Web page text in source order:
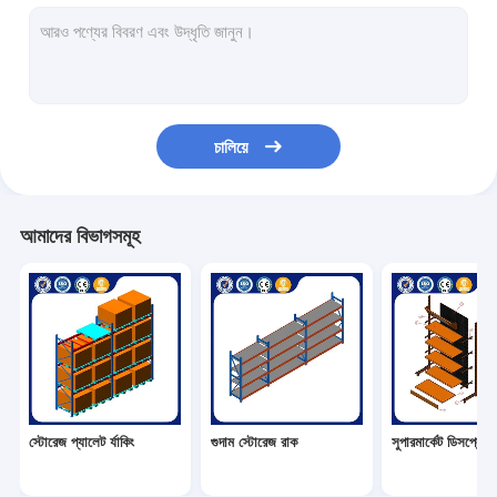
মেজানাইন র্যাক
ইস্পাত কাঠামো প্ল্যাটফর্ম
এইচডিপিই প্লাস্টিকের প্যালেট
ইস্পাত প্যালেট
চালিয়ে
আমাদের বিভাগসমূহ
স্টোরেজ প্যালেট র্যাকিং গুদাম স্টোরেজ রাক সুপারমার্কেট ডিসপ্লে